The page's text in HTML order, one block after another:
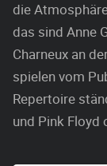
die
das sind Anne
Charneux an
spielen vom
Repertoire
und Pink Floyd